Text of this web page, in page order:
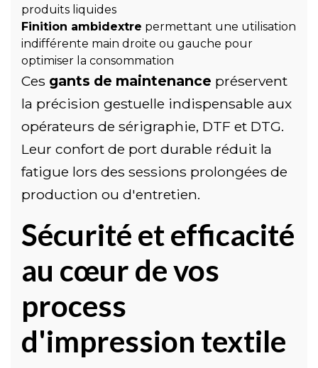
produits liquides
Finition ambidextre permettant une utilisation
indifférente main droite ou gauche pour
optimiser la consommation
Ces gants de maintenance préservent
la précision gestuelle indispensable aux
opérateurs de sérigraphie, DTF et DTG.
Leur confort de port durable réduit la
fatigue lors des sessions prolongées de
production ou d'entretien.
Sécurité et efficacité
au cœur de vos
process
d'impression textile